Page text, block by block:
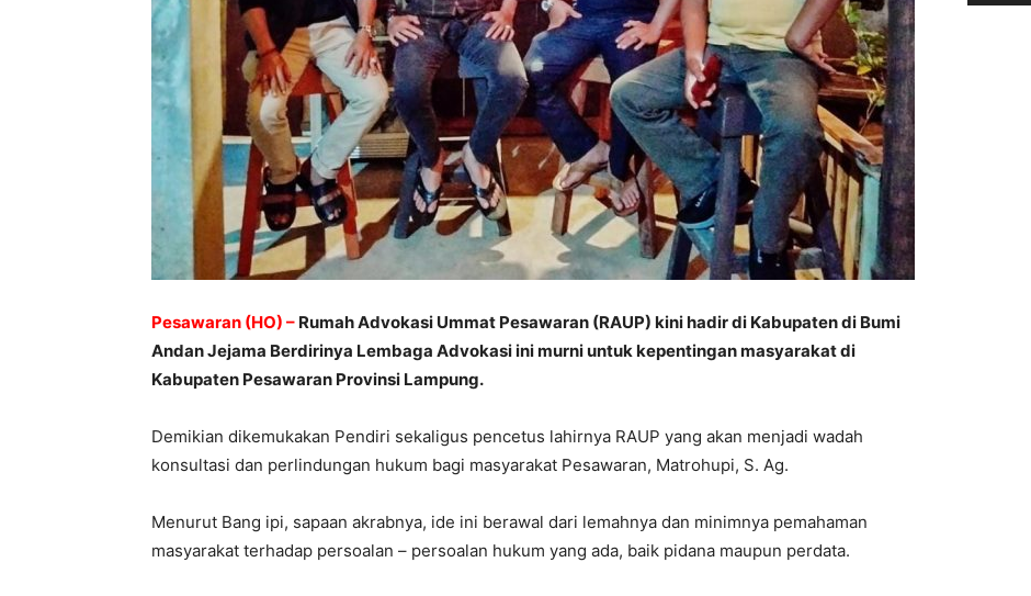
Pesawaran (HO) – Rumah Advokasi Ummat Pesawaran (RAUP) kini hadir di Kabupaten di Bumi
Andan Jejama Berdirinya Lembaga Advokasi ini murni untuk kepentingan masyarakat di
Kabupaten Pesawaran Provinsi Lampung.
Demikian dikemukakan Pendiri sekaligus pencetus lahirnya RAUP yang akan menjadi wadah
konsultasi dan perlindungan hukum bagi masyarakat Pesawaran, Matrohupi, S. Ag.
Menurut Bang ipi, sapaan akrabnya, ide ini berawal dari lemahnya dan minimnya pemahaman
masyarakat terhadap persoalan – persoalan hukum yang ada, baik pidana maupun perdata.